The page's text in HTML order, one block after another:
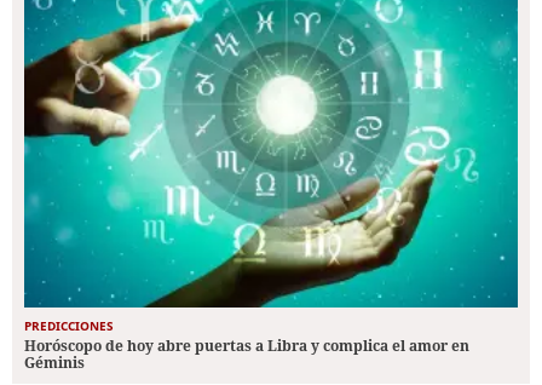
PREDICCIONES
Horóscopo de hoy abre puertas a Libra y complica el amor en
Géminis